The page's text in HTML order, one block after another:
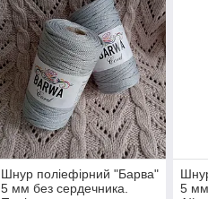
Шнур поліефірний "Барва"
5 мм без сердечника.
5 мм